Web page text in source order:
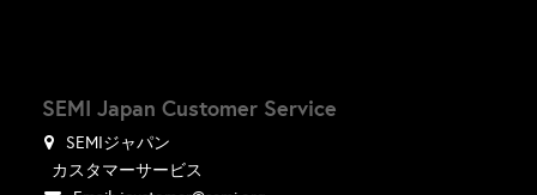
SEMI Japan Customer Service
SEMIジャパン
カスタマーサービス